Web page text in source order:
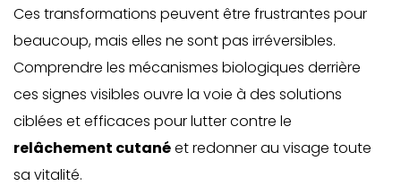
Ces transformations peuvent être frustrantes pour
beaucoup, mais elles ne sont pas irréversibles.
Comprendre les mécanismes biologiques derrière
ces signes visibles ouvre la voie à des solutions
ciblées et efficaces pour lutter contre le
relâchement cutanéet redonner au visage toute
sa vitalité.